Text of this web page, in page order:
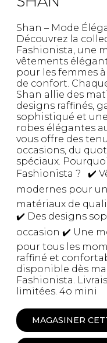
Shan – Mode
Découvrez la
Fashionista, une
vêtements
pour les femmes
de confort.
Shan allie des
designs raffinés,
sophistiqué et
robes élégantes
vous offre des
occasions, du
spéciaux.
Fashionista ? ✔️
modernes pour
matériaux de
✔️ Des designs
occasion ✔️ Une
pour tous les
raffiné et
disponible dès
Fashionista.
limitées. 4o mini
MAGASINER